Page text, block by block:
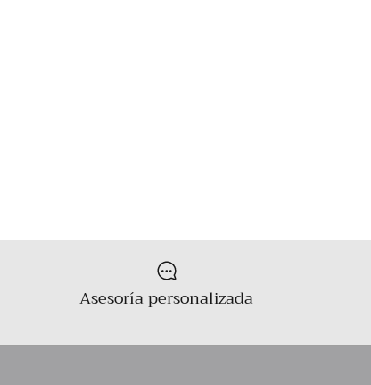
Asesoría personalizada